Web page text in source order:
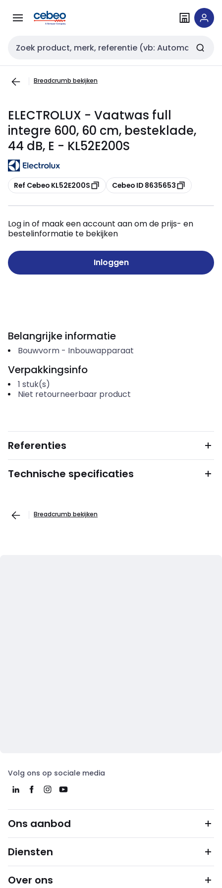
naar
naar
Zoekveld invoer
Breadcrumb bekijken
ELECTROLUX - Vaatwas full
integre 600, 60 cm, besteklade,
44 dB, E - KL52E200S
Kopiëren
Ref Cebeo KL52E200S Kopiëren
Cebeo ID 8635653
Log in of maak een account aan om de prijs- en
bestelinformatie te bekijken
Inloggen
Belangrijke informatie
Bouwvorm- Inbouwapparaat
Verpakkingsinfo
1 stuk(s)
Niet retourneerbaar product
Referenties
Technische specificaties
Breadcrumb bekijken
Volg ons op sociale media
Ons aanbod
Diensten
Over ons